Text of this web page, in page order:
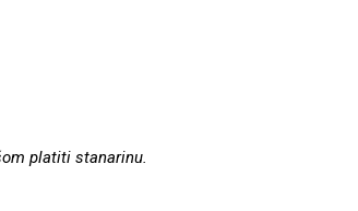
platiti stanarinu.